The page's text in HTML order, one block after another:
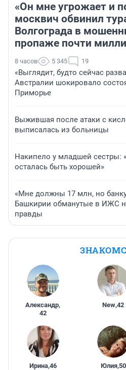
«Он мне угрожает и
москвич обвинил
Волгограда в
пропаже почти
8 часов 5 345 19
«Выглядит, будто сейчас
Австралии шокировало
Приморье
Выжившая после атаки с
выписалась из больницы
Накипело у младшей сестры:
осталась быть хорошей»
«Мне должны 17 млн, но
Башкирии обманутые в ИЖС
правды
Александр,
42
New,42
Ирина,46 Юлия,50